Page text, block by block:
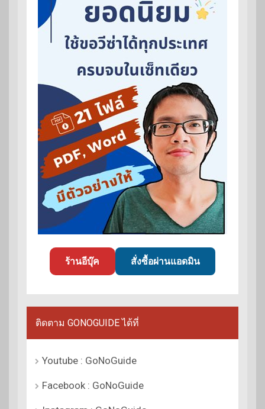
ร้านอีบุ๊ค สั่งซื้อผ่านแอดมิน
ติดตาม GONOGUIDE ได้ที่
Youtube : GoNoGuide
Facebook : GoNoGuide